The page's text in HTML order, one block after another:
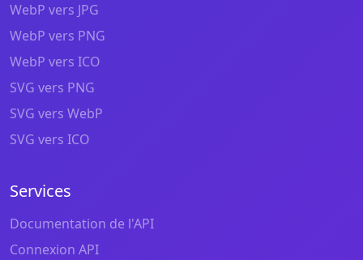
WebP vers JPG
WebP vers PNG
WebP vers ICO
SVG vers PNG
SVG vers WebP
SVG vers ICO
Services
Documentation de l'API
Connexion API